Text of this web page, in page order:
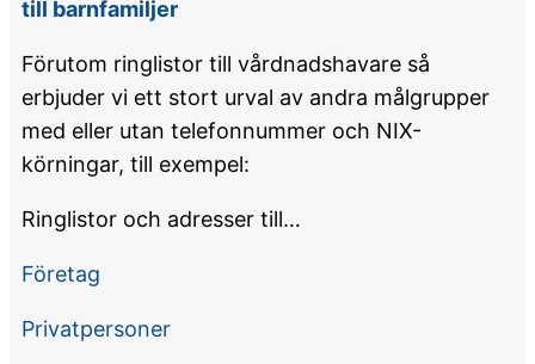
till barnfamiljer
Förutom ringlistor till vårdnadshavare så
erbjuder vi ett stort urval av andra målgrupper
med eller utan telefonnummer och NIX-
körningar, till exempel:
Ringlistor och adresser till…
Företag
Privatpersoner